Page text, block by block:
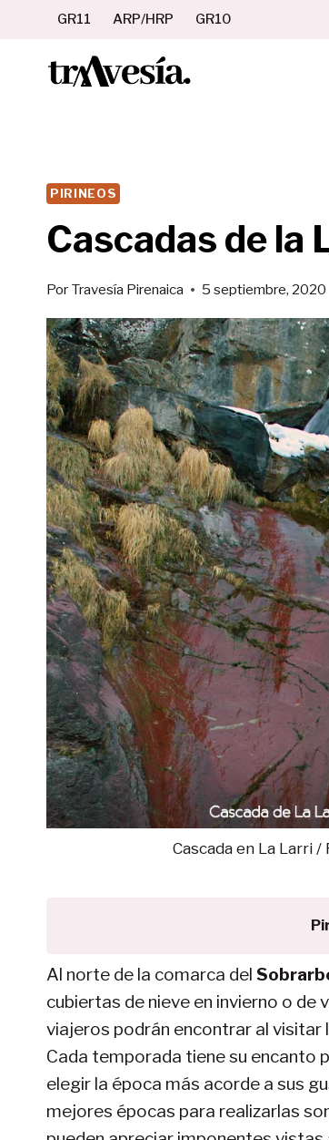
contenido
GR11 ARP/HRP GR10
PIRINEOS
Cascadas de la
Por Travesía Pirenaica 5 septiembre, 2020
Cascada en La Larri
Al norte de la comarca del
cubiertas de nieve en invierno o de
viajeros podrán encontrar al visitar
Cada temporada tiene su encanto
elegir la época más acorde a sus
mejores épocas para realizarlas